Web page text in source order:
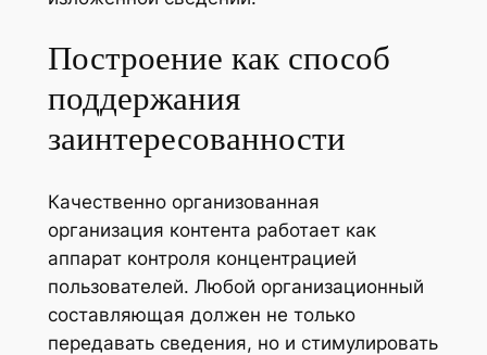
Построение как способ
поддержания
заинтересованности
Качественно организованная
организация контента работает как
аппарат контроля концентрацией
пользователей. Любой организационный
составляющая должен не только
передавать сведения, но и стимулировать